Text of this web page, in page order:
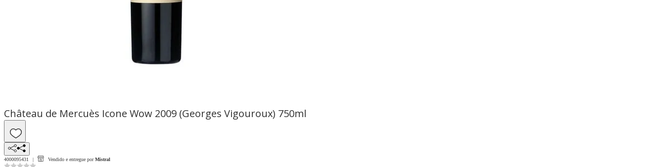
Château de Mercuès Icone Wow 2009 (Georges Vigouroux) 750ml
4000095431 Vendido e entregue por Mistral